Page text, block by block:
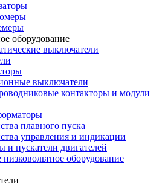
оборудование
выключатели
выключатели
контакторы и модули
плавного пуска
управления и индикации
и пускатели двигателей
низковольтное оборудование